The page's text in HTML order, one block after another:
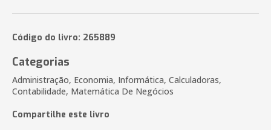
Código do livro: 265889
Categorias
Administração, Economia, Informática, Calculadoras,
Contabilidade, Matemática De Negócios
Compartilhe este livro